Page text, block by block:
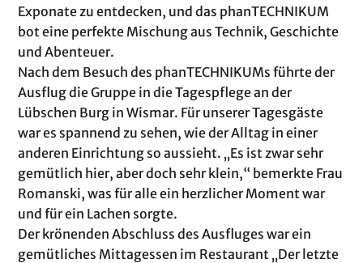
Exponate zu entdecken, und das phanTECHNIKUM
bot eine perfekte Mischung aus Technik, Geschichte
und Abenteuer.
Nach dem Besuch des phanTECHNIKUMs führte der
Ausflug die Gruppe in die Tagespflege an der
Lübschen Burg in Wismar. Für unserer Tagesgäste
war es spannend zu sehen, wie der Alltag in einer
anderen Einrichtung so aussieht. „Es ist zwar sehr
gemütlich hier, aber doch sehr klein,“ bemerkte Frau
Romanski, was für alle ein herzlicher Moment war
und für ein Lachen sorgte.
Der krönenden Abschluss des Ausfluges war ein
gemütliches Mittagessen im Restaurant „Der letzte